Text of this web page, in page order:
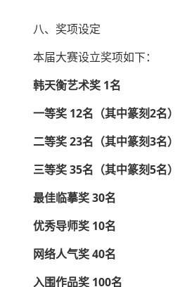
八、奖项设定
本届大赛设立奖项如下：
韩天衡艺术奖 1名
一等奖 12名（其中篆刻2名）
二等奖 23名（其中篆刻3名）
三等奖 35名（其中篆刻5名）
最佳临摹奖 30名
优秀导师奖 10名
网络人气奖 40名
入围作品奖 100名